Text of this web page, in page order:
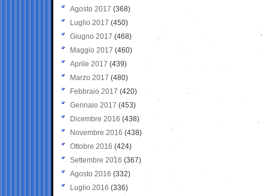
Agosto 2017 (368)
Luglio 2017 (450)
Giugno 2017 (468)
Maggio 2017 (460)
Aprile 2017 (439)
Marzo 2017 (480)
Febbraio 2017 (420)
Gennaio 2017 (453)
Dicembre 2016 (438)
Novembre 2016 (438)
Ottobre 2016 (424)
Settembre 2016 (367)
Agosto 2016 (332)
Luglio 2016 (336)